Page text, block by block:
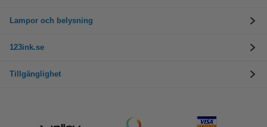
Lampor och belysning
123ink.se
Tillgänglighet